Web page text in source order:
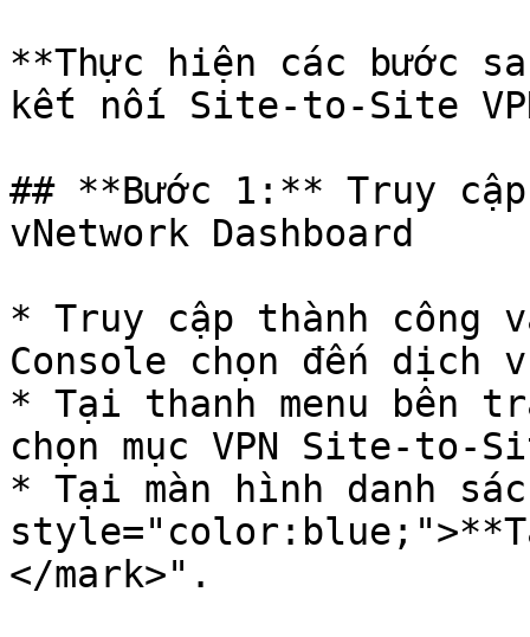
**Thực hiện các bước
kết nối Site-to-Site
## **Bước 1:** Truy
vNetwork Dashboard
* Truy cập thành công
Console chọn đến dịch
* Tại thanh menu bên
chọn mục VPN Site-to-
* Tại màn hình danh
</mark>".